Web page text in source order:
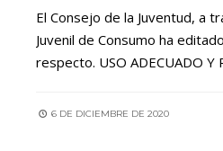
El Consejo de la Juventud, a
Juvenil de Consumo ha
respecto. USO ADECUADO Y
6 DE DICIEMBRE DE 2020